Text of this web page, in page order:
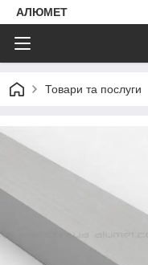
АЛЮМЕТ
Товари та послуги